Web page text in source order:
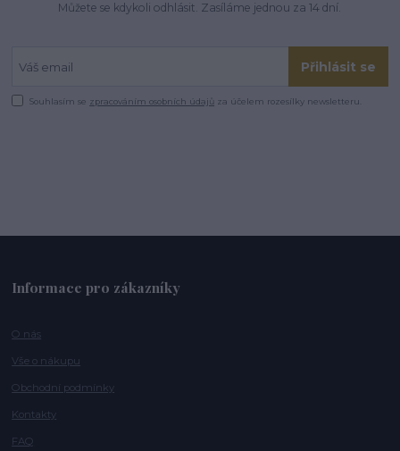
Můžete se kdykoli odhlásit. Zasíláme jednou za 14 dní.
Přihlásit se
Souhlasím se zpracováním osobních údajů za účelem rozesílky newsletteru.
Informace pro zákazníky
O nás
Vše o nákupu
Obchodní podmínky
Kontakty
FAQ